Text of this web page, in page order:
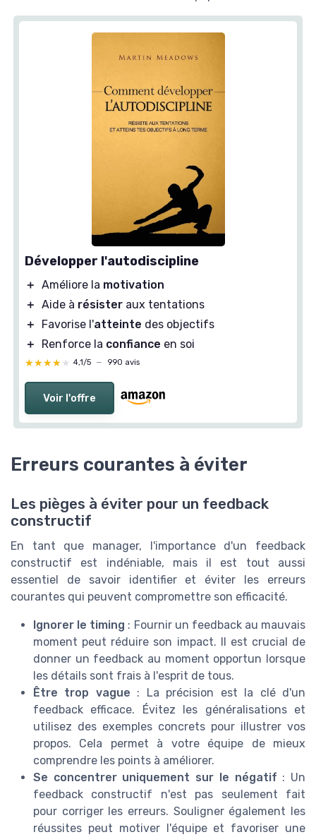
Développer l'autodiscipline
＋ Améliore la motivation
＋ Aide à résister aux tentations
＋
Favorise l'atteinte des objectifs
＋
Renforce la confiance en soi
★★★★★
★★★★★ 4,1/5 — 990 avis
Voir l'offre
Erreurs courantes à éviter
Les pièges à éviter pour un feedback
constructif
En tant que manager, l'importance d'un feedback
constructif est indéniable, mais il est tout aussi
essentiel de savoir identifier et éviter les erreurs
courantes qui peuvent compromettre son efficacité.
Ignorer le timing : Fournir un feedback au mauvais
moment peut réduire son impact. Il est crucial de
donner un feedback au moment opportun lorsque
les détails sont frais à l'esprit de tous.
Être trop vague : La précision est la clé d'un
feedback efficace. Évitez les généralisations et
utilisez des exemples concrets pour illustrer vos
propos. Cela permet à votre équipe de mieux
comprendre les points à améliorer.
Se concentrer uniquement sur le négatif : Un
feedback constructif n'est pas seulement fait
pour corriger les erreurs. Souligner également les
réussites peut motiver l'équipe et favoriser une